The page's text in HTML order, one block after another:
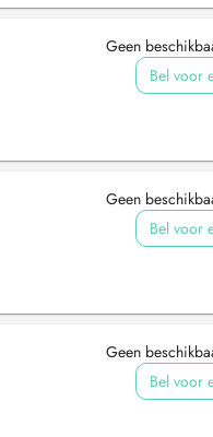
Geen
Bel voor
Geen
Bel voor
Geen
Bel voor